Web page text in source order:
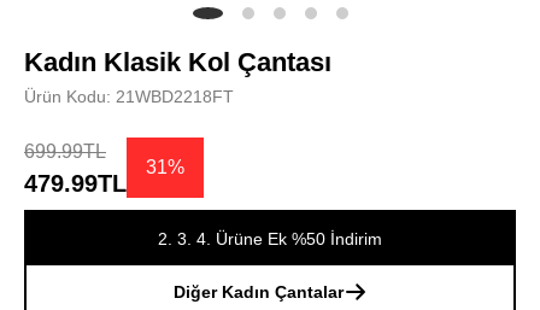
Kadın Klasik Kol Çantası
Ürün Kodu: 21WBD2218FT
699.99TL
479.99TL
31%
2. 3. 4. Ürüne Ek %50 İndirim
Diğer Kadın Çantalar